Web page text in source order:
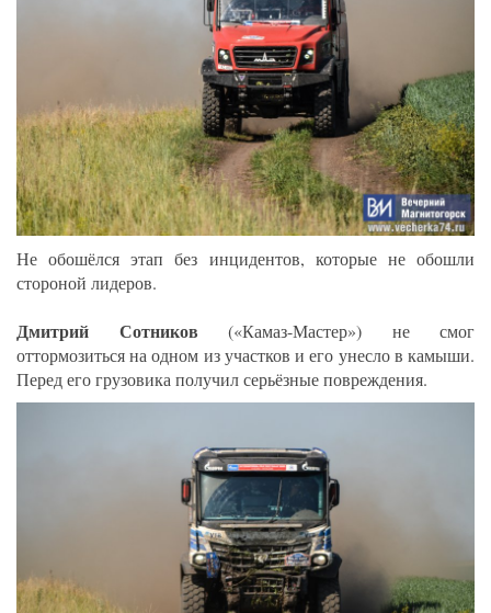
Не обошёлся этап без инцидентов, которые не обошли
стороной лидеров.
Дмитрий Сотников («Камаз-Мастер») не смог
оттормозиться на одном из участков и его унесло в камыши.
Перед его грузовика получил серьёзные повреждения.